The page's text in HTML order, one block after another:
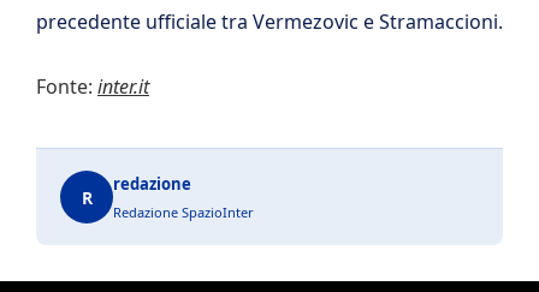
precedente ufficiale tra Vermezovic e Stramaccioni.
Fonte: inter.it
R
redazione
Redazione SpazioInter